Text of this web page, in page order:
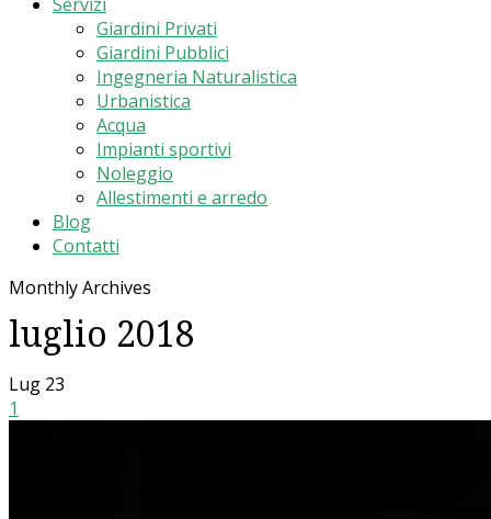
Giardini Privati
Giardini Pubblici
Ingegneria Naturalistica
Urbanistica
Acqua
Impianti sportivi
Noleggio
Allestimenti e arredo
Blog
Contatti
Monthly Archives
luglio 2018
Lug 23
1